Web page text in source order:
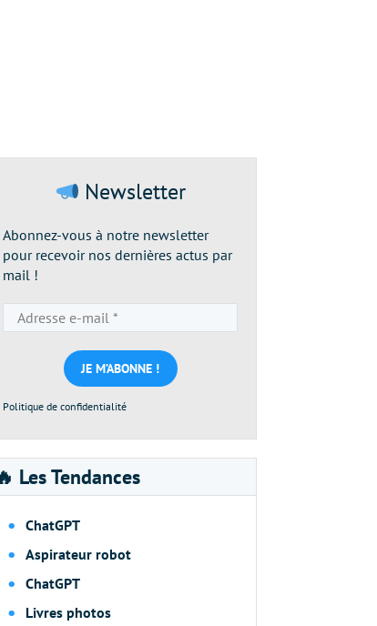
Newsletter
Abonnez-vous à notre newsletter
pour recevoir nos dernières actus par
mail !
e-
mail
*
Politique de confidentialité
Les Tendances
ChatGPT
Aspirateur robot
ChatGPT
Livres photos